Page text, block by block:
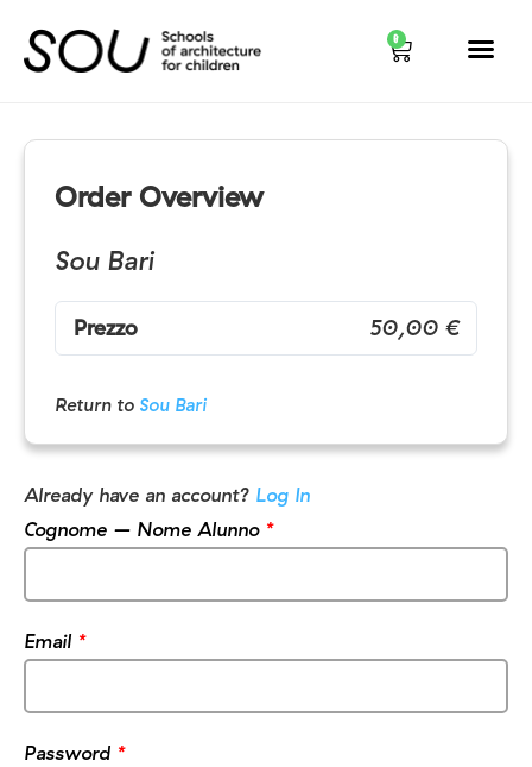
0
Order Overview
Sou Bari
Prezzo 50,00 €
Return to Sou Bari
Already have an account? Log In
Cognome – Nome Alunno *
Email *
Password *